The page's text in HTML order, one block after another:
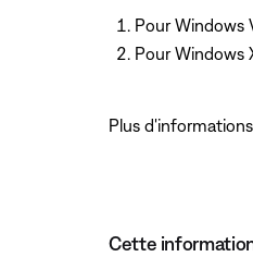
Pour Windows
Pour Windows
Plus
Cette